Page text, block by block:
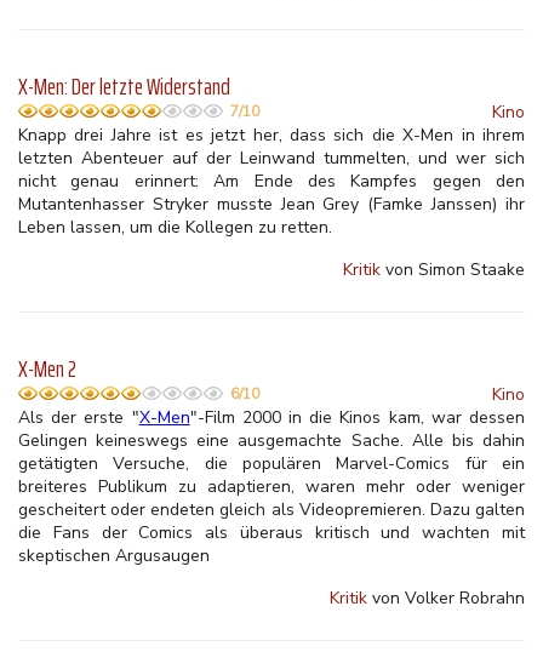
X-Men: Der letzte Widerstand
7/10
Kino
Knapp drei Jahre ist es jetzt her, dass sich die X-Men in ihrem
letzten Abenteuer auf der Leinwand tummelten, und wer sich
nicht genau erinnert: Am Ende des Kampfes gegen den
Mutantenhasser Stryker musste Jean Grey (Famke Janssen) ihr
Leben lassen, um die Kollegen zu retten.
Kritik von Simon Staake
X-Men 2
6/10
Kino
Als der erste "X-Men"-Film 2000 in die Kinos kam, war dessen
Gelingen keineswegs eine ausgemachte Sache. Alle bis dahin
getätigten Versuche, die populären Marvel-Comics für ein
breiteres Publikum zu adaptieren, waren mehr oder weniger
gescheitert oder endeten gleich als Videopremieren. Dazu galten
die Fans der Comics als überaus kritisch und wachten mit
skeptischen Argusaugen
Kritik von Volker Robrahn